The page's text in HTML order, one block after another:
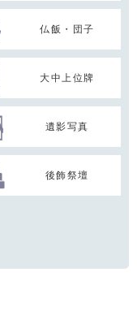
仏飯・団子
大中上位牌
遺影写真
後飾祭壇